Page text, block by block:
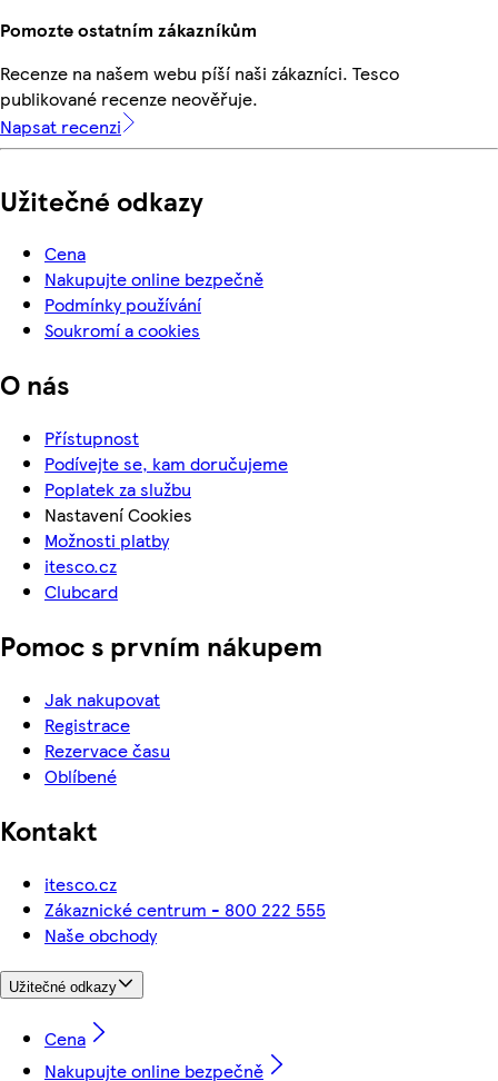
Pomozte ostatním zákazníkům
Recenze na našem webu píší naši zákazníci. Tesco
publikované recenze neověřuje.
Napsat recenzi
Užitečné odkazy
Cena
Nakupujte online bezpečně
Podmínky používání
Soukromí a cookies
O nás
Přístupnost
Podívejte se, kam doručujeme
Poplatek za službu
Nastavení Cookies
Možnosti platby
itesco.cz
Clubcard
Pomoc s prvním nákupem
Jak nakupovat
Registrace
Rezervace času
Oblíbené
Kontakt
itesco.cz
Zákaznické centrum - 800 222 555
Naše obchody
Užitečné odkazy
Cena
Nakupujte online bezpečně